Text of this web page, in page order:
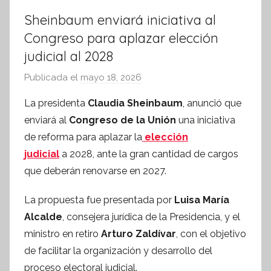
Sheinbaum enviará iniciativa al
Congreso para aplazar elección
judicial al 2028
Publicada el mayo 18, 2026
r
S
í
n
t
s
i
s
La presidenta Claudia Sheinbaum, anunció que
enviará al Congreso de la Unión una iniciativa
de reforma para aplazar la elección
judicial a 2028, ante la gran cantidad de cargos
que deberán renovarse en 2027.
La propuesta fue presentada por Luisa María
Alcalde, consejera jurídica de la Presidencia, y el
ministro en retiro Arturo Zaldívar, con el objetivo
de facilitar la organización y desarrollo del
proceso electoral judicial.